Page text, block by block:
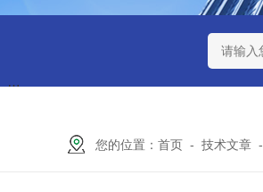
300373润滑油滤芯
您的位置： 首页 - 技术文章 -